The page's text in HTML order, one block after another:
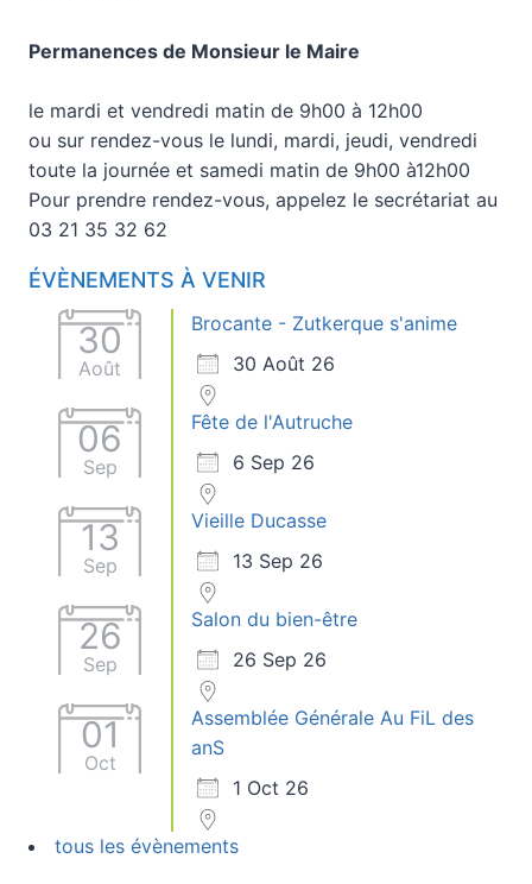
Permanences de Monsieur le Maire
le mardi et vendredi matin de 9h00 à 12h00
ou sur rendez-vous le lundi, mardi, jeudi, vendredi
toute la journée et samedi matin de 9h00 à12h00
Pour prendre rendez-vous, appelez le secrétariat au
03 21 35 32 62
ÉVÈNEMENTS À VENIR
30
Août
Brocante - Zutkerque s'anime
30 Août 26
06
Sep
Fête de l'Autruche
6 Sep 26
13
Sep
Vieille Ducasse
13 Sep 26
26
Sep
Salon du bien-être
26 Sep 26
01
Oct
Assemblée Générale Au FiL des
anS
1 Oct 26
tous les évènements